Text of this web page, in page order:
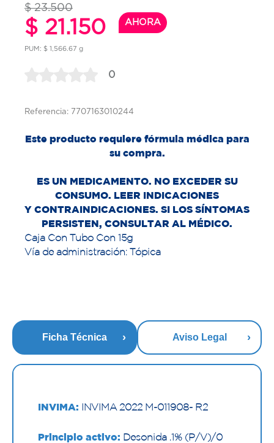
$ 23.500
$ 21.150 AHORA
PUM: $ 1,566.67 g
0
Referencia: 7707163010244
Este producto requiere fórmula médica para
su compra.
ES UN MEDICAMENTO. NO EXCEDER SU
CONSUMO. LEER INDICACIONES
Y CONTRAINDICACIONES. SI LOS SÍNTOMAS
PERSISTEN, CONSULTAR AL MÉDICO.
Caja Con Tubo Con 15g
Vía de administración: Tópica
Ficha Técnica Aviso Legal
INVIMA: INVIMA 2022 M-011908- R2
Principio activo: Desonida .1% (P/V)/0